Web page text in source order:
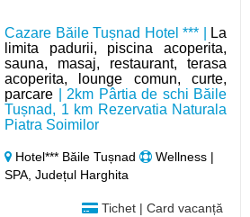
Cazare Băile Tușnad Hotel *** |
La
limita padurii, piscina acoperita,
sauna, masaj, restaurant, terasa
acoperita, lounge comun, curte,
parcare | 2km Pârtia de schi Băile
Tușnad, 1 km Rezervatia Naturala
Piatra Soimilor
Hotel*** Băile Tușnad
Wellness |
SPA, Județul Harghita
Tichet | Card vacanță